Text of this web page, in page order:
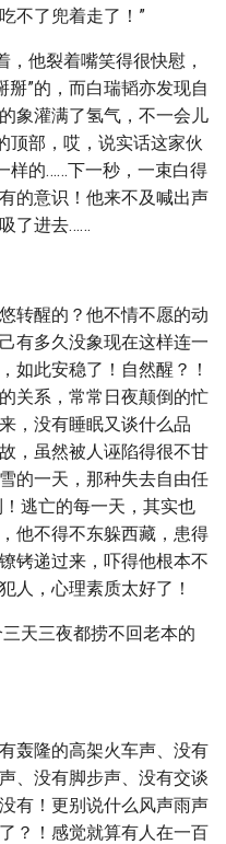
不了兜着走了！”
，他裂着嘴笑得很快慰，
掰”的，而白瑞韬亦发现自
象灌满了氢气，不一会儿
顶部，哎，说实话这家伙
样的……下一秒，一束白得
的意识！他来不及喊出声
了进去……
转醒的？他不情不愿的动
有多久没象现在这样连一
如此安稳了！自然醒？！
关系，常常日夜颠倒的忙
，没有睡眠又谈什么品
，虽然被人诬陷得很不甘
的一天，那种失去自由任
逃亡的每一天，其实也
他不得不东躲西藏，患得
铐递过来，吓得他根本不
人，心理素质太好了！
天三夜都捞不回老本的
轰隆的高架火车声、没有
、没有脚步声、没有交谈
有！更别说什么风声雨声
？！感觉就算有人在一百